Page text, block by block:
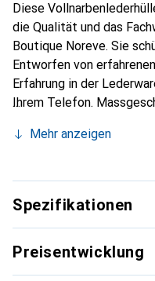
Diese
die Qualität und das
Boutique Noreve. Sie
Entworfen von
Erfahrung in der
Ihrem Telefon.
und unverzichtbaren
die Marke Noreve eine
anspruchsvolle Kundschaft.
Mehr anzeigen
Spezifikationen
Preisentwicklung